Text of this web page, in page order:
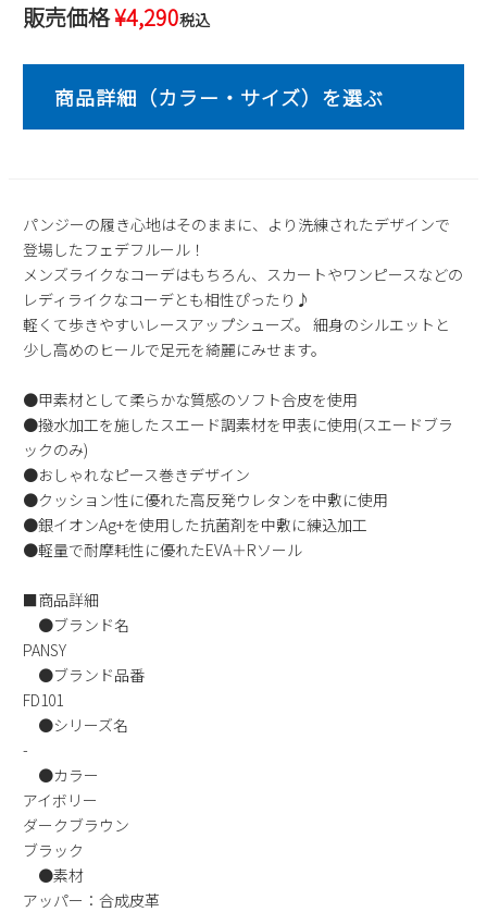
日 月 火 水 木 金
土
2
3 4 5 6 7
8
23
24 25 26 27 28
29
30
31
2026 年9月
日 月 火 水 木 金
土
1
2 3
13
14 15 16 17 18
19
20
27
28 29 30
新規会員登録
会社概要
プライバシーポリシー
特定商取引法に基づく表示
お問い合わせ
販売価格¥4,290税込
パンジーの履き心地はそのままに、より洗練されたデザインで
登場したフェデフルール！
メンズライクなコーデはもちろん、スカートやワンピースなどの
レディライクなコーデとも相性ぴったり♪
軽くて歩きやすいレースアップシューズ。 細身のシルエットと
少し高めのヒールで足元を綺麗にみせます。
●甲素材として柔らかな質感のソフト合皮を使用
●撥水加工を施したスエード調素材を甲表に使用(スエードブラ
ックのみ)
●おしゃれなピース巻きデザイン
●クッション性に優れた高反発ウレタンを中敷に使用
●銀イオンAg+を使用した抗菌剤を中敷に練込加工
●軽量で耐摩耗性に優れたEVA＋Rソール
■商品詳細
●ブランド名
PANSY
●ブランド品番
FD101
●シリーズ名
-
●カラー
アイボリー
ダークブラウン
ブラック
●素材
アッパー：合成皮革